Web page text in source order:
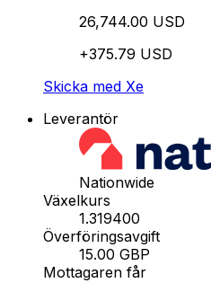
26,744.00 USD
+375.79 USD
Skicka med Xe
Leverantör
Nationwide
Växelkurs
1.319400
Överföringsavgift
15.00 GBP
Mottagaren får